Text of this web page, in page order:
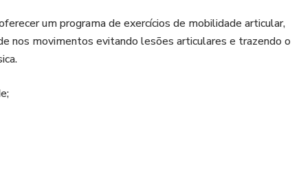
um programa de exercícios de mobilidade articular,
nos movimentos evitando lesões articulares e trazendo o